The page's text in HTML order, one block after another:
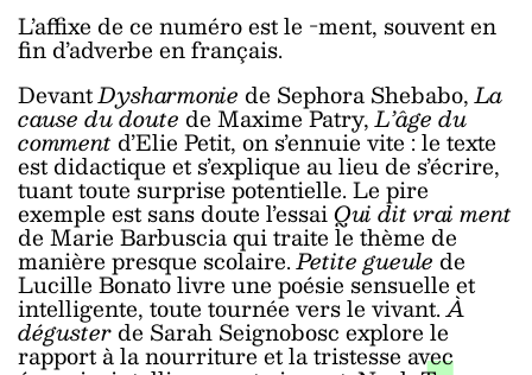
L’affixe de ce numéro est le -ment, souvent en
fin d’adverbe en français.
DevantDysharmonie de Sephora Shebabo,La
cause du doute de Maxime Patry,L’âge du
comment d’Elie Petit, on s’ennuie vite : le texte
est didactique et s’explique au lieu de s’écrire,
tuant toute surprise potentielle. Le pire
exemple est sans doute l’essaiQui dit vrai ment
de Marie Barbuscia qui traite le thème de
manière presque scolaire.Petite gueule de
Lucille Bonato livre une poésie sensuelle et
intelligente, toute tournée vers le vivant.À
dégusterde Sarah Seignobosc explore le
rapport à la nourriture et la tristesse avec